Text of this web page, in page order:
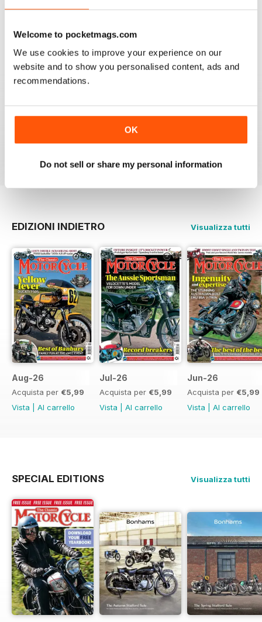
Welcome to pocketmags.com
We use cookies to improve your experience on our
website and to show you personalised content, ads and
recommendations.
OK
Do not sell or share my personal information
THE CLASSIC MOTORCYCLE
EDIZIONI INDIETRO Visualizza tutti
Aug-26
Acquista per €5,99
Vista
Al carrello
Jul-26
Acquista per €5,99
Vista
Al carrello
Jun-26
Acquista per €5,99
Vista
Al carrello
SPECIAL EDITIONS Visualizza tutti